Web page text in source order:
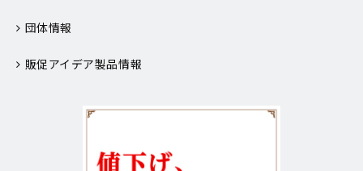
団体情報
販促アイデア製品情報